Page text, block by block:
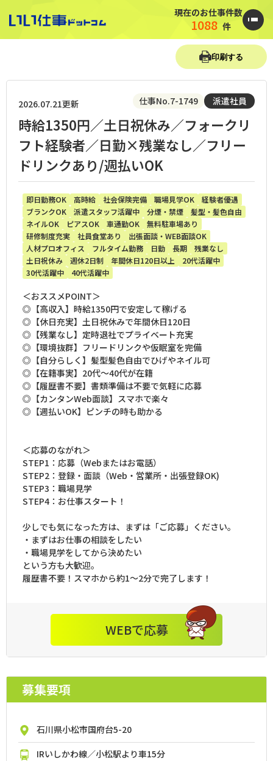
現在のお仕事件数
1088 件
印刷する
2026.07.21更新 仕事No.7-1749 派遣社員
時給1350円／土日祝休み／フォークリ
フト経験者／日勤×残業なし／フリー
ドリンクあり/週払いOK
即日勤務OK 高時給 社会保険完備 職場見学OK
経験者優遇
ブランクOK
派遣スタッフ活躍中 分煙・禁煙
髪型・髪色自由
ネイルOK
ピアスOK 車通勤OK
無料駐車場あり
研修制度充実
社員食堂あり
出張面談・WEB面談OK
人材プロオフィス
フルタイム勤務 日勤 長期
残業なし
土日祝休み
週休2日制 年間休日120日以上
20代活躍中
30代活躍中
40代活躍中
＜おススメPOINT＞
◎【高収入】時給1350円で安定して稼げる
◎【休日充実】土日祝休みで年間休日120日
◎【残業なし】定時退社でプライベート充実
◎【環境抜群】フリードリンクや仮眠室を完備
◎【自分らしく】髪型髪色自由でひげやネイル可
◎【在籍事実】20代～40代が在籍
◎【履歴書不要】書類準備は不要で気軽に応募
◎【カンタンWeb面談】スマホで楽々
◎【週払いOK】ピンチの時も助かる
＜応募のながれ＞
STEP1：応募（Webまたはお電話）
STEP2：登録・面談（Web・営業所・出張登録OK)
STEP3：職場見学
STEP4：お仕事スタート！
少しでも気になった方は、まずは「ご応募」ください。
・まずはお仕事の相談をしたい
・職場見学をしてから決めたい
という方も大歓迎。
履歴書不要！スマホから約1～2分で完了します！
WEBで応募
募集要項
石川県小松市国府台5-20
IRいしかわ線／小松駅より車15分